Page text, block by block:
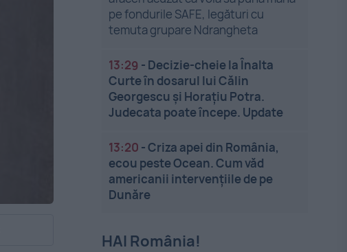
pe fondurile SAFE, legături cu
temuta grupare Ndrangheta
13:29 - Decizie-cheie la Înalta
Curte în dosarul lui Călin
Georgescu și Horațiu Potra.
Judecata poate începe. Update
13:20 -Criza apei din România,
ecou peste Ocean. Cum văd
americanii intervențiile de pe
Dunăre
HAI România!